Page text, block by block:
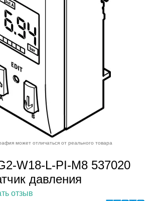
может отличаться от реального товара
W18-L-PI-M8 537020
давления
отзыв